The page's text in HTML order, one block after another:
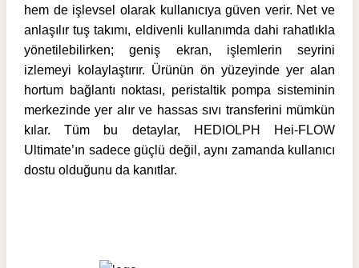
hem de işlevsel olarak kullanıcıya güven verir. Net ve
anlaşılır tuş takımı, eldivenli kullanımda dahi rahatlıkla
yönetilebilirken; geniş ekran, işlemlerin seyrini
izlemeyi kolaylaştırır. Ürünün ön yüzeyinde yer alan
hortum bağlantı noktası, peristaltik pompa sisteminin
merkezinde yer alır ve hassas sıvı transferini mümkün
kılar. Tüm bu detaylar, HEDIOLPH Hei-FLOW
Ultimate’ın sadece güçlü değil, aynı zamanda kullanıcı
dostu olduğunu da kanıtlar.